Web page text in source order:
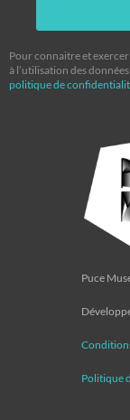
Pour connaitre et
à l’utilisation des
politique de
Puce
Politique